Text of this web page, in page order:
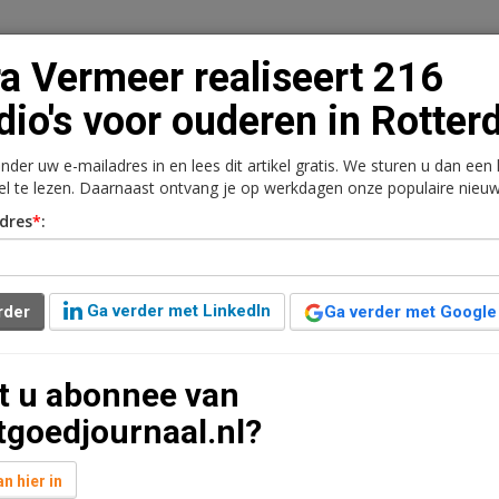
Vacaturebank Contact Abonnementen
216 studio's voor
leestijd
maakt plaats voor een toekomstbestendig
een zware zorgvraag. Aafje en Dura Vermeer
Vermeer realiseert 216
voor ouderen in
uw e-mailadres in en lees dit artikel gratis. We sturen u dan een
te lezen. Daarnaast ontvang je op werkdagen onze populaire
*:
Ga verder met LinkedIn Ga verder met Google
u abonnee van
hier in